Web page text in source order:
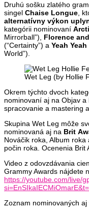
Druhú sošku zlatého
singel Chaise Longue ,
alternatívny výkon
kategórii nominovaní
Mirrorball”), Florence
(“Certainty”) a Yeah Yeah
World”).
Wet Leg (by Hollie
Okrem týchto dvoch
nominovaní aj na Objav
spracovanie a mastering
Skupina Wet Leg môže
nominovaná aj na Brit
Nováčik roka, Album
počin roka. Ocenenia Brit
Video z odovzdávania
Grammy Awards nájdete
https://youtube.com/live/
Zoznam nominovaných